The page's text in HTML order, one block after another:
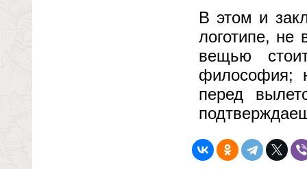
В этом и
логотипе, не
вещью
философия;
перед